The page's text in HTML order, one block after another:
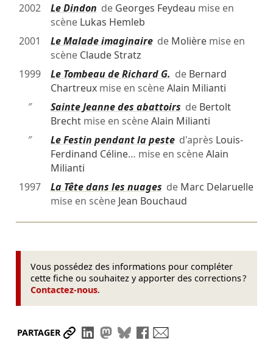
2002
Le Dindon de Georges Feydeau mise en
scène Lukas Hemleb
2001
Le Malade imaginairede Molièremise en
scène Claude Stratz
1999
Le Tombeau de Richard G. de Bernard
Chartreuxmise en scèneAlain Milianti
″
Sainte Jeanne des abattoirs de Bertolt
Brechtmise en scèneAlain Milianti
″
Le Festin pendant la pested'après Louis-
Ferdinand Céline… mise en scèneAlain
Milianti
1997
La Tête dans les nuages de Marc Delaruelle
mise en scène Jean Bouchaud
Vous possédez des informations pour compléter
cette fiche ou souhaitez y apporter des corrections ?
Contactez-nous.
PARTAGER Partager le lien
Partager sur LinkedIn
Partager sur Mastodon
Partager sur Bluesky
Partager sur Facebook